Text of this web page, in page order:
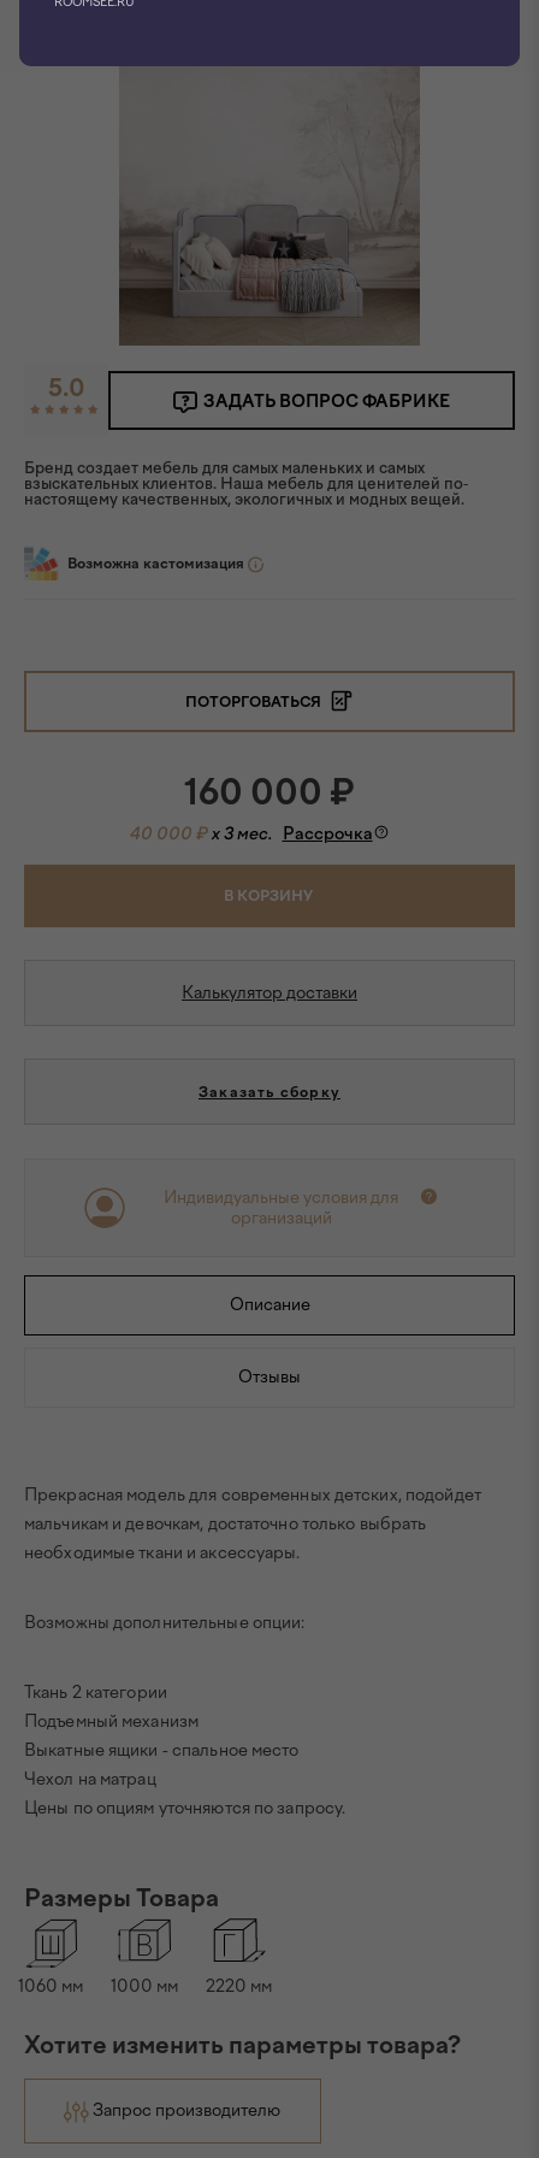
5.0 ЗАДАТЬ ВОПРОС ФАБРИКЕ
Бренд создает мебель для самых маленьких и самых
взыскательных клиентов. Наша мебель для ценителей по-
настоящему качественных, экологичных и модных вещей.
Возможна кастомизация
ПОТОРГОВАТЬСЯ
160 000 ₽
40 000 ₽ x 3 мес. Рассрочка
В КОРЗИНУ
Калькулятор доставки
Заказать сборку
Индивидуальные условия для
организаций
Описание
Отзывы
Прекрасная модель для современных детских, подойдет
мальчикам и девочкам, достаточно только выбрать
необходимые ткани и аксессуары.
Возможны дополнительные опции:
Ткань 2 категории
Подъемный механизм
Выкатные ящики - спальное место
Чехол на матрац
Цены по опциям уточняются по запросу.
Размеры Товара
1060 мм 1000 мм 2220 мм
Хотите изменить параметры товара?
Запрос производителю